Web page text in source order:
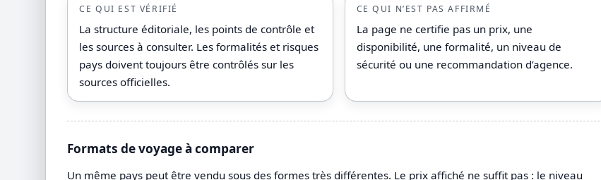
CE QUI EST VÉRIFIÉ
La structure éditoriale, les points de contrôle et
les sources à consulter. Les formalités et risques
pays doivent toujours être contrôlés sur les
sources officielles.
CE QUI N’EST PAS AFFIRMÉ
La page ne certifie pas un prix, une
disponibilité, une formalité, un niveau de
sécurité ou une recommandation d’agence.
Formats de voyage à comparer
Un même pays peut être vendu sous des formes très différentes. Le prix affiché ne suffit pas : le niveau